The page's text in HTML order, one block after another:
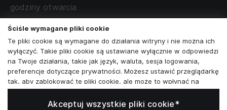
WSPÓŁPRACA Z PARTNERAMI
godziny otwarcia
poniedziałek - sobota: 11:00 - 19:00
Skontaktuj się z nami
+48573581161
info@reytel.pl
Ściśle wymagane pliki cookie
Te pliki cookie są wymagane do działania witryny i nie można ich
wyłączyć. Takie pliki cookie są ustawiane wyłącznie w odpowiedzi
na Twoje działania, takie jak język, waluta, sesja logowania,
preferencje dotyczące prywatności. Możesz ustawić przeglądarkę
tak, aby zablokować te pliki cookie, ale może to wpłynąć na
sposób działania naszej witryny.
Analizy i statystykiAkceptuj wszystkie pliki cookie*